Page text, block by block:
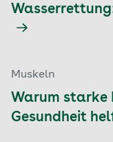
Muskeln
Warum starke
Gesundheit